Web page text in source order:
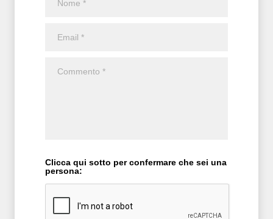
Clicca qui sotto per confermare che sei una
persona: